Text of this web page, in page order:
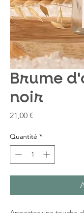
Brume
noir
21,00 €
Quantité *